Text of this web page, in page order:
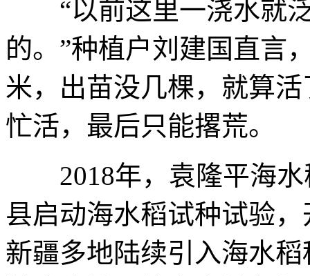
“以前这里一浇水就泛
的。”种植户刘建国直言
米，出苗没几棵，就算
忙活，最后只能撂荒。
2018年，袁隆平海水
县启动海水稻试种试验
新疆多地陆续引入海水